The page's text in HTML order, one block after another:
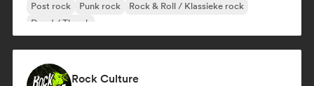
Post rock
Punk rock
Rock & Roll / Klassieke rock
Dood / Thrash
Rock Culture